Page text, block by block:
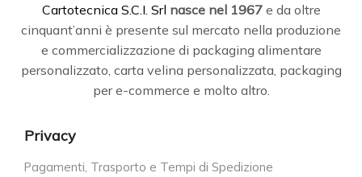
Cartotecnica S.C.I. Srl nasce nel 1967e da oltre
cinquant’anni è presente sul mercato nella produzione
e commercializzazione di packaging alimentare
personalizzato, carta velina personalizzata, packaging
per e-commerce e molto altro.
Privacy
Pagamenti, Trasporto e Tempi di Spedizione